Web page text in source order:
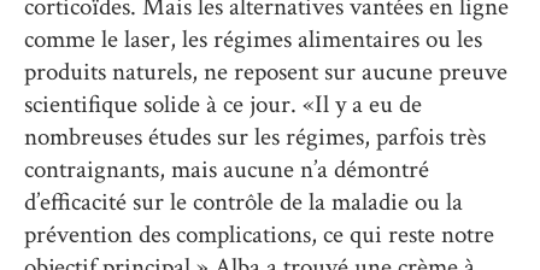
corticoïdes. Mais les alternatives vantées en ligne
comme le laser, les régimes alimentaires ou les
produits naturels, ne reposent sur aucune preuve
scientifique solide à ce jour. «Il y a eu de
nombreuses études sur les régimes, parfois très
contraignants, mais aucune n’a démontré
d’efficacité sur le contrôle de la maladie ou la
prévention des complications, ce qui reste notre